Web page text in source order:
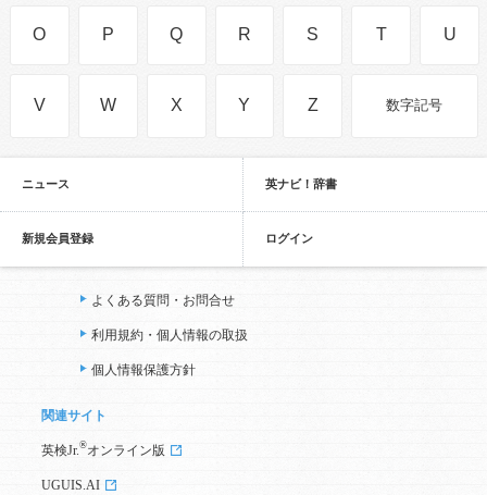
O P Q R S T U
V W X Y Z 数字記号
ニュース 英ナビ！辞書
新規会員登録 ログイン
よくある質問・お問合せ
利用規約・個人情報の取扱
個人情報保護方針
関連サイト
英検Jr. ®オンライン版
UGUIS.AI